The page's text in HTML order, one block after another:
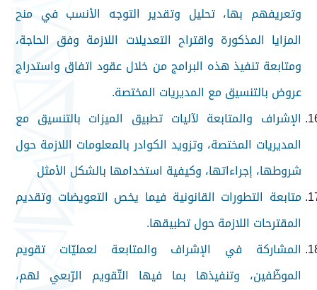
وتعريفهم بها، تحليل وتقدير التوجه الأنسب في منح
المزايا المذكورة واقتراح التعديلات اللازمة وفق الحاجة،
ومتابعة تنفيذ هذه البرامج من خلال عقود اتفاق واستدراج
عروض بالتنسيق مع المديريات المختصة.
الإشراف والمتابعة لآليات تطبيق الميزات بالتنسيق مع
المديريات المختصة، وتزويد الكوادر بالمعلومات اللازمة حول
شروطها، إجراءاتها، وكيفية استخدامها بالشكل الأمثل
متابعة التطورات القانونية فيما يخص التعويضات وتقديم
المقترحات اللازمة حول تطبيقها.
المشاركة في الإشراف والمتابعة لعمليّات تقويم
الموظّفين، وتنفيذها بما فيها التّقويم الرّبعي لهم،